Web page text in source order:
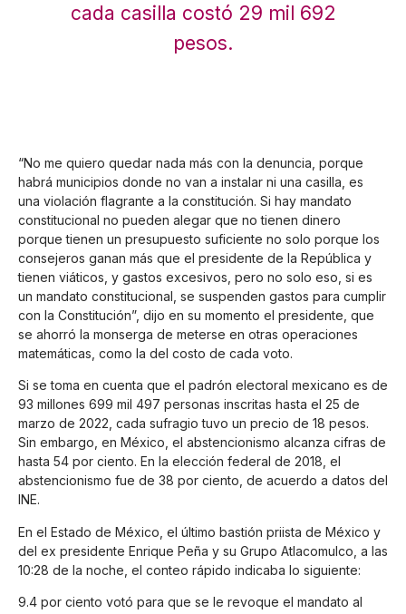
cada casilla costó 29 mil 692
pesos.
“No me quiero quedar nada más con la denuncia, porque
habrá municipios donde no van a instalar ni una casilla, es
una violación flagrante a la constitución. Si hay mandato
constitucional no pueden alegar que no tienen dinero
porque tienen un presupuesto suficiente no solo porque los
consejeros ganan más que el presidente de la República y
tienen viáticos, y gastos excesivos, pero no solo eso, si es
un mandato constitucional, se suspenden gastos para cumplir
con la Constitución”, dijo en su momento el presidente, que
se ahorró la monserga de meterse en otras operaciones
matemáticas, como la del costo de cada voto.
Si se toma en cuenta que el padrón electoral mexicano es de
93 millones 699 mil 497 personas inscritas hasta el 25 de
marzo de 2022, cada sufragio tuvo un precio de 18 pesos.
Sin embargo, en México, el abstencionismo alcanza cifras de
hasta 54 por ciento. En la elección federal de 2018, el
abstencionismo fue de 38 por ciento, de acuerdo a datos del
INE.
En el Estado de México, el último bastión priista de México y
del ex presidente Enrique Peña y su Grupo Atlacomulco, a las
10:28 de la noche, el conteo rápido indicaba lo siguiente:
9.4 por ciento votó para que se le revoque el mandato al